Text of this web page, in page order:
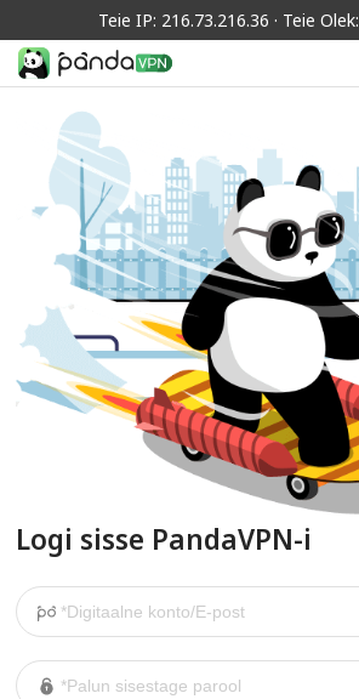
Teie IP: 216.73.216.36 · Teie Olek:
Logi sisse PandaVPN-i